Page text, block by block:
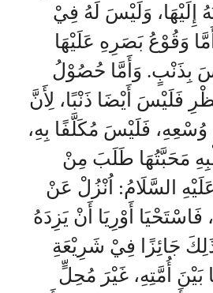
إِلَيْهَا، وَلَيْسَ لَهُ فِيْ
وَقُوْعُ بَصَرِهِ عَلَيْهَا
بِذَنْبٍ. وَأَمَّا حُصُوْلُ
فَلَيْسَ أَيْضَا ذَنْبًا، لِأَنَّ
فَلَيْسَ مُكَلَّفًا بِهِ،
مَحَبَّتُهَا طَلَبَ مِنْ
عَلَيْهِ السَّلَامُ: اُنْزُلْ عَنْ
فَاسْتَحْيَا أَوْرِيَا أَنْ يَزِدَهُ
جَائِزًا فِيْ شَرِيْعَةِ
بَيْنَ أُمَّتِهِ، غَيْرَ مُحِلٍّ